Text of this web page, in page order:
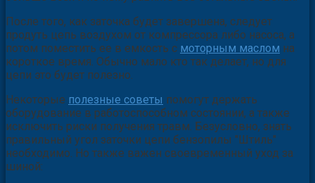
После того, как заточка будет завершена, следует
продуть цепь воздухом от компрессора либо насоса, а
потом поместить ее в емкость с моторным маслом на
короткое время. Обычно мало кто так делает, но для
цепи это будет полезно.
Некоторые полезные советы помогут держать
оборудование в работоспособном состоянии, а также
исключить риски получения травм. Безусловно, знать
правильный угол заточки цепи бензопилы "Штиль"
необходимо. Но также важен своевременный уход за
шиной: